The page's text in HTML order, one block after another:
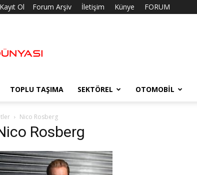
Ol Forum Arşiv İletişim Künye FORUM
TOPLU TAŞIMA SEKTÖREL OTOMOBIL
Nico Rosberg
Rosberg